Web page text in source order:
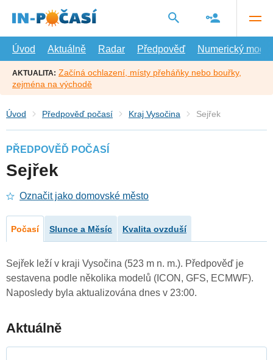
hlavní
Úvod
Aktuálně Radar Předpověď Numerický model
AKTUALITA: Začíná ochlazení, místy přeháňky nebo bouřky,
zejména na východě
Úvod Předpověď počasí Kraj Vysočina Sejřek
PŘEDPOVĚĎ POČASÍ
Sejřek
Označit jako domovské město
Počasí Slunce a Měsíc Kvalita ovzduší
Sejřek leží v kraji Vysočina (523 m n. m.). Předpověď je
sestavena podle několika modelů (ICON, GFS, ECMWF).
Naposledy byla aktualizována dnes v 23:00.
Aktuálně